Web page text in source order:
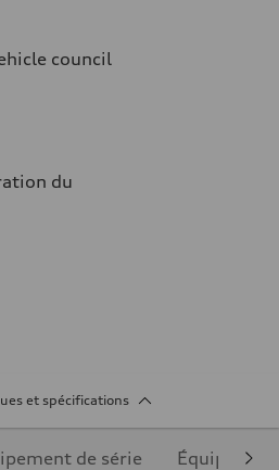
council
du
et spécifications
de série